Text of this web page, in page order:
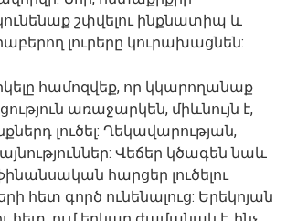
շփվելու ինքնատիպ և
լուրերը կուրախացնեն:
համոզվեք, որ կկարողանաք
առաջարկեն, միևնույն է,
լուծել: Ղեկավարության,
Վեճեր կծագեն նաև
հարցեր լուծելու
հետ գործ ունենալուց: Երեկոյան